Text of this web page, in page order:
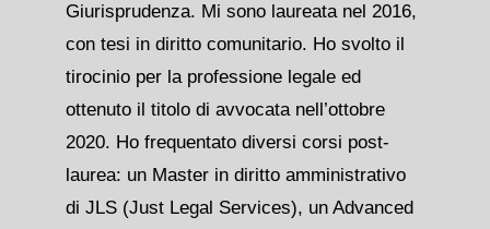
Giurisprudenza. Mi sono laureata nel 2016,
con tesi in diritto comunitario. Ho svolto il
tirocinio per la professione legale ed
ottenuto il titolo di avvocata nell’ottobre
2020. Ho frequentato diversi corsi post-
laurea: un Master in diritto amministrativo
di JLS (Just Legal Services), un Advanced